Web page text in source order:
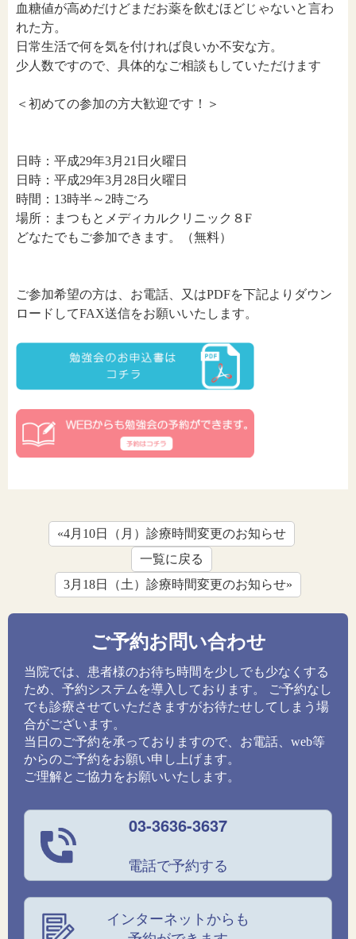
血糖値が高めだけどまだお薬を飲むほどじゃないと言わ
れた方。
日常生活で何を気を付ければ良いか不安な方。
少人数ですので、具体的なご相談もしていただけます
＜初めての参加の方大歓迎です！＞
日時：平成29年3月21日火曜日
日時：平成29年3月28日火曜日
時間：13時半～2時ごろ
場所：まつもとメディカルクリニック８F
どなたでもご参加できます。（無料）
ご参加希望の方は、お電話、又はPDFを下記よりダウン
ロードしてFAX送信をお願いいたします。
«4月10日（月）診療時間変更のお知らせ
一覧に戻る
3月18日（土）診療時間変更のお知らせ»
ご予約お問い合わせ
当院では、患者様のお待ち時間を少しでも少なくする
ため、予約システムを導入しております。 ご予約なし
でも診療させていただきますがお待たせしてしまう場
合がございます。
当日のご予約を承っておりますので、お電話、web等
からのご予約をお願い申し上げます。
ご理解とご協力をお願いいたします。
03-3636-3637
電話で予約する
インターネットからも